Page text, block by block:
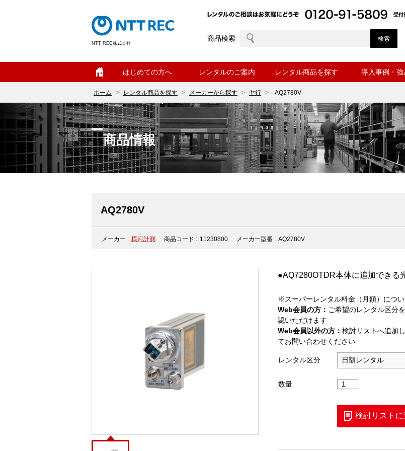
NTT REC株式会社
商品検索
はじめての方へ レンタルのご案内 レンタル商品を探す 導入事例・強
ホーム レンタル商品を探す メーカーから探す ヤ行 AQ2780V
商品情報
AQ2780V
メーカー : 横河計測 商品コード : 11230800 メーカー型番 : AQ2780V
●AQ7280OTDR本体に追加できる
※スーパーレンタル料金（月額）につ
Web会員の方： ご希望のレンタル区分
認いただけます
Web会員以外の方： 検討リストへ追加
てお問い合わせください
レンタル区分
数量
AQ2780V
検討リストに